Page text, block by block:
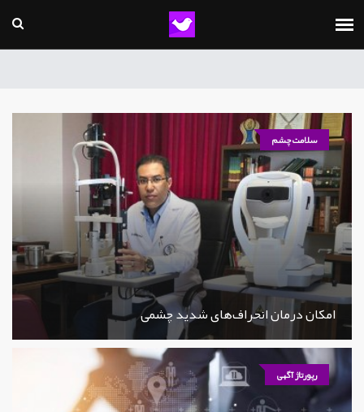
سلامت چشم
امکان درمان انحراف‌های شدید چشمی
رپورتاژ آگهی